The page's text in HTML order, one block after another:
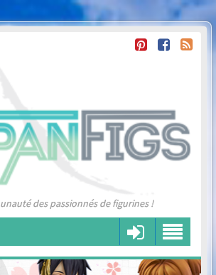
des passionnés de figurines !